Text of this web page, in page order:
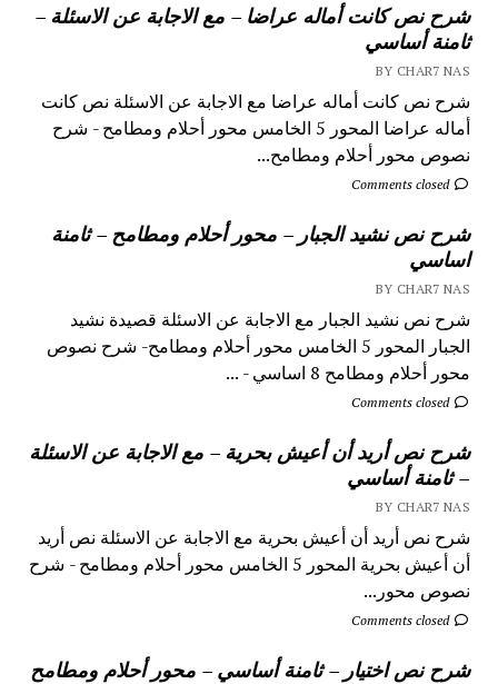
شرح نص كانت أماله عراضا – مع الاجابة عن الاسئلة –
ثامنة أساسي
BY CHAR7 NAS
شرح نص كانت أماله عراضا مع الاجابة عن الاسئلة نص كانت
أماله عراضا المحور 5 الخامس محور أحلام ومطامح - شرح
نصوص محور أحلام ومطامح...
Comments closed
شرح نص نشيد الجبار – محور أحلام ومطامح – ثامنة
اساسي
BY CHAR7 NAS
شرح نص نشيد الجبار مع الاجابة عن الاسئلة قصيدة نشيد
الجبار المحور 5 الخامس محور أحلام ومطامح- شرح نصوص
محور أحلام ومطامح 8 اساسي - ...
Comments closed
شرح نص أريد أن أعيش بحرية – مع الاجابة عن الاسئلة
– ثامنة أساسي
BY CHAR7 NAS
شرح نص أريد أن أعيش بحرية مع الاجابة عن الاسئلة نص أريد
أن أعيش بحرية المحور 5 الخامس محور أحلام ومطامح - شرح
نصوص محور...
Comments closed
شرح نص اختيار – ثامنة أساسي – محور أحلام ومطامح